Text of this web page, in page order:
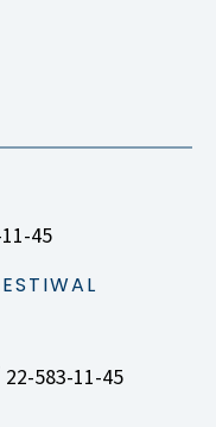
45
22-583-11-45